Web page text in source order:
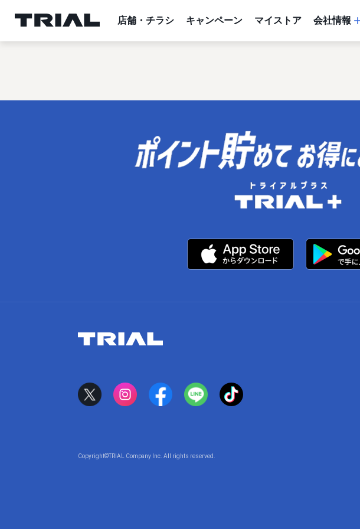
店舗・チラシ キャンペーン マイストア 会社情報
Copyright©TRIAL Company Inc. All rights reserved.